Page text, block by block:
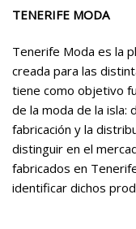
TENERIFE MODA
Tenerife Moda es la
creada para las
tiene como objetivo
de la moda de la isla:
fabricación y la
distinguir en el
fabricados en
identificar dichos